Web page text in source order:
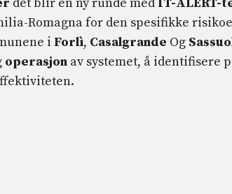
Romagna for den spesifikke
i Forlì, Casalgrande Og
operasjon av systemet, å identifisere